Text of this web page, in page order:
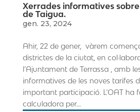
Xerrades informatives
de Taigua.
gen. 23, 2024
Ahir, 22 de gener, vàrem
districtes de la ciutat, en
l’Ajuntament de Terrassa , amb
informatives de les noves tarifes
important participació. L’OAT ha
calculadora per...